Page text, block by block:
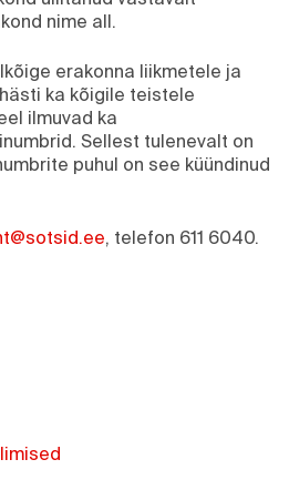
nime all.
erakonna liikmetele ja
ka kõigile teistele
ilmuvad ka
Sellest tulenevalt on
puhul on see küündinud
, telefon 611 6040.